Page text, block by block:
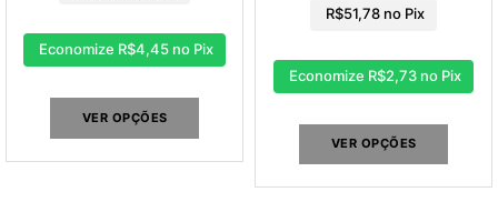
Economize R$4,45 no Pix
VER OPÇÕES
R$51,78 no Pix
Economize R$2,73 no Pix
VER OPÇÕES